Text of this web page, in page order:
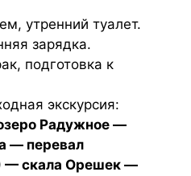
утренний туалет.
зарядка.
подготовка к
экскурсия:
Радужное —
— перевал
— скала Орешек —